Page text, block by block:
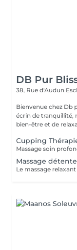
DB Pur
38, Rue d'Audun
Bienvenue chez Db pur
écrin de tranquillité,
bien-être et de
Cupping
Massage